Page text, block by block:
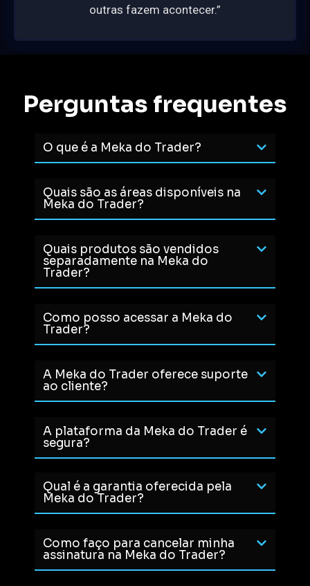
outras fazem acontecer.”
Perguntas frequentes
O que é a Meka do Trader?
Quais são as áreas disponíveis na
Meka do Trader?
Quais produtos são vendidos
separadamente na Meka do
Trader?
Como posso acessar a Meka do
Trader?
A Meka do Trader oferece suporte
ao cliente?
A plataforma da Meka do Trader é
segura?
Qual é a garantia oferecida pela
Meka do Trader?
Como faço para cancelar minha
assinatura na Meka do Trader?